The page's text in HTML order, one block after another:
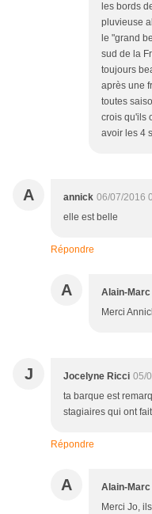
les bords
pluvieuse
le "grand
sud de la
toujours
après une
toutes
crois qu'ils
avoir les 4
A annick 06/07/2016
elle est belle
Répondre
A Alain-Marc
Merci
J Jocelyne Ricci 05/
ta barque est
stagiaires qui ont
Répondre
A Alain-Marc
Merci Jo,